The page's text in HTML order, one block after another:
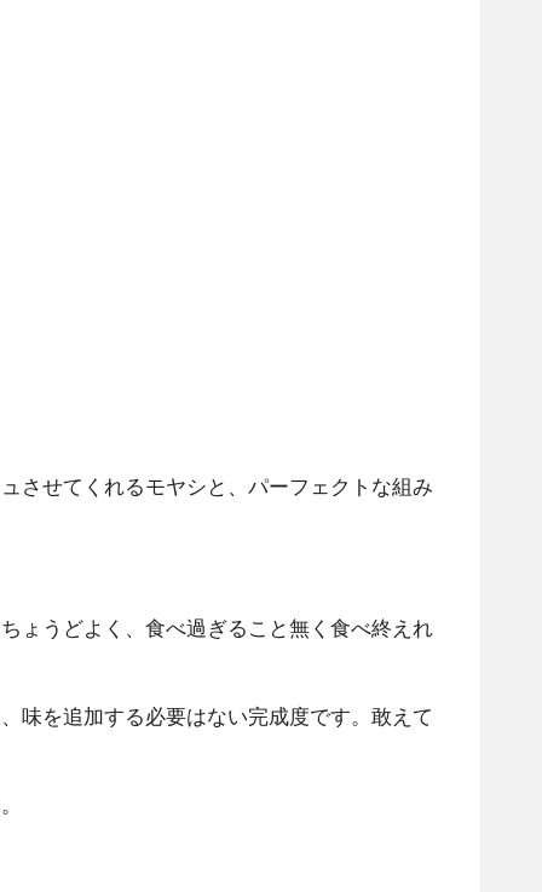
させてくれるモヤシと、パーフェクトな組み
ょうどよく、食べ過ぎること無く食べ終えれ
味を追加する必要はない完成度です。敢えて